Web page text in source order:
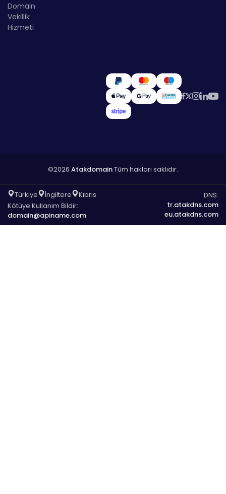
Domain
Vekillik
Hizmeti
©2026 AtakdomainTüm hakları saklıdır.
Türkiye İngiltere
Kıbrıs
Kötüye Kullanım Bildir:
domain@apiname.com
DNS:
tr.atakdns.com
eu.atakdns.com